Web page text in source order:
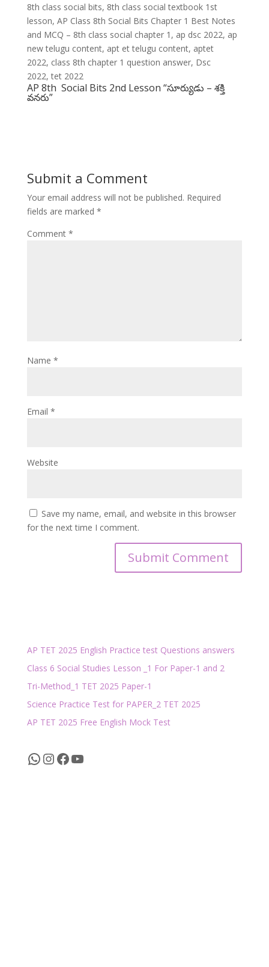
8th class social bits, 8th class social textbook 1st
lesson, AP Class 8th Social Bits Chapter 1 Best Notes
and MCQ – 8th class social chapter 1, ap dsc 2022, ap
new telugu content, apt et telugu content, aptet
2022, class 8th chapter 1 question answer, Dsc
2022, tet 2022
AP 8th Social Bits 2nd Lesson “సూర్యుడు – శక్తి
వనరు”
Submit a Comment
Your email address will not be published. Required
fields are marked *
Comment *
Name *
Email *
Website
Save my name, email, and website in this browser
for the next time I comment.
AP TET 2025 English Practice test Questions answers
Class 6 Social Studies Lesson _1 For Paper-1 and 2
Tri-Method_1 TET 2025 Paper-1
Science Practice Test for PAPER_2 TET 2025
AP TET 2025 Free English Mock Test
WhatsApp
Instagram
Facebook
YouTube